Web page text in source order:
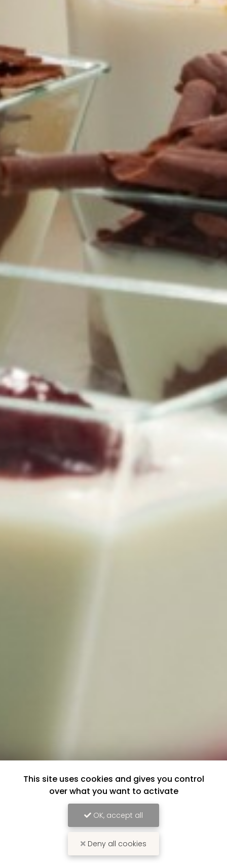
This site uses cookies and gives you control
over what you want to activate
OK, accept all
Deny all cookies